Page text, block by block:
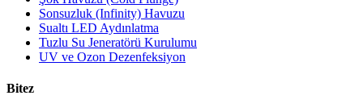
Sonsuzluk (Infinity) Havuzu
Sualtı LED Aydınlatma
Tuzlu Su Jeneratörü Kurulumu
UV ve Ozon Dezenfeksiyon
Bitez